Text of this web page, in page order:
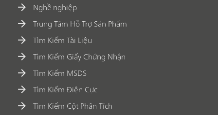
Nghề nghiệp
Trung Tâm Hỗ Trợ Sản Phẩm
Tìm Kiếm Tài Liệu
Tìm Kiếm Giấy Chứng Nhận
Tìm Kiếm MSDS
Tìm Kiếm Điện Cực
Tìm Kiếm Cột Phân Tích